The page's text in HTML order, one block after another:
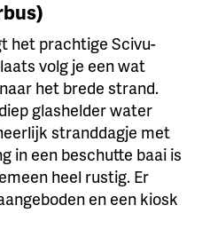
het prachtige Scivu-
volg je een wat
het brede strand.
glashelder water
stranddagje met
in een beschutte baai is
heel rustig. Er
en een kiosk